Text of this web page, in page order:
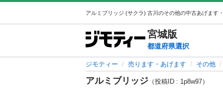
宮城版
都道府県選択
ジモティー 売ります・あげます その他
アルミブリッジ （投稿ID : 1p8w97）